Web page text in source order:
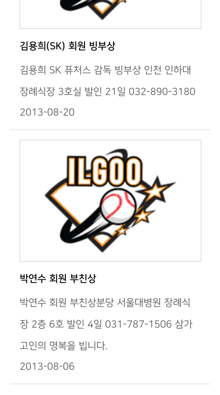
김용희(SK) 회원 빙부상
김용희 SK 퓨처스 감독 빙부상 인천 인하대
장례식장 3호실 발인 21일 032-890-3180
2013-08-20
박연수 회원 부친상
박연수 회원 부친상분당 서울대병원 장례식
장 2층 6호 발인 4일 031-787-1506 삼가
고인의 명복을 빕니다.
2013-08-06